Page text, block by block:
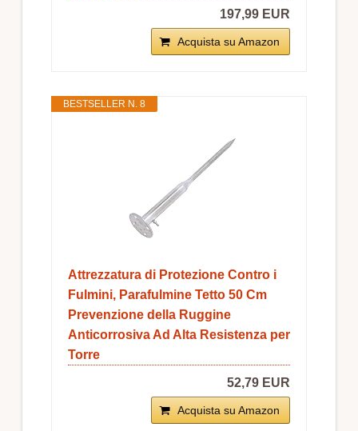
197,99 EUR
Acquista su Amazon
BESTSELLER N. 8
Attrezzatura di Protezione Contro i
Fulmini, Parafulmine Tetto 50 Cm
Prevenzione della Ruggine
Anticorrosiva Ad Alta Resistenza per
Torre
52,79 EUR
Acquista su Amazon